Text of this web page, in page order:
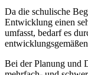
Da die schulische
Entwicklung einen
umfasst, bedarf es
Bei der Planung und